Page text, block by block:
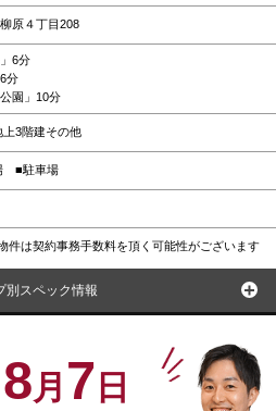
原４丁目208
6分
分
園」10分
上3階建その他
■駐車場
件は契約事務手数料を頂く可能性がございます
別スペック情報
8月 7 日